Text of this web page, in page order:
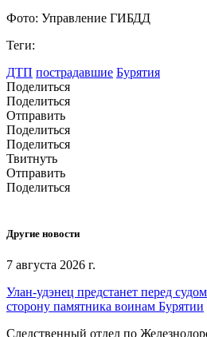
Фото: Управление ГИБДД
Теги:
ДТП пострадавшие Бурятия
Поделиться
Поделиться
Отправить
Поделиться
Поделиться
Твитнуть
Отправить
Поделиться
Другие новости
7 августа 2026 г.
Улан-удэнец предстанет перед
сторону памятника воинам Бурятии
Следственный отдел по